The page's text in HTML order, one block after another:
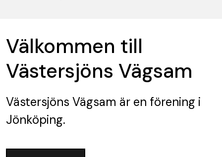
Välkommen till
Västersjöns Vägsam
Västersjöns Vägsam är en förening i
Jönköping.